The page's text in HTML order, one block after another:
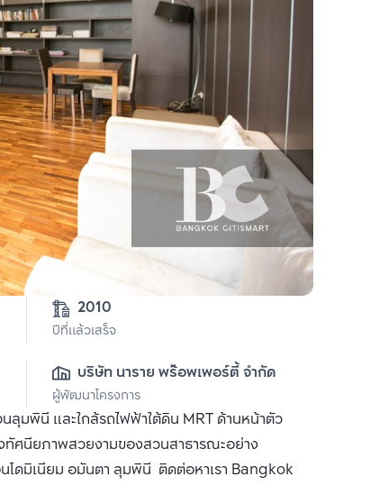
2010
ปีที่แล้วเสร็จ
บริษัท นาราย พร๊อพเพอร์ตี้ จำกัด
ผู้พัฒนาโครงการ
มพินี และใกล้รถไฟฟ้าใต้ดิน MRT ด้านหน้าตัว
ศนียภาพสวยงามของสวนสาธารณะอย่าง
ดมิเนียม อมันตา ลุมพินี ติดต่อหาเรา Bangkok